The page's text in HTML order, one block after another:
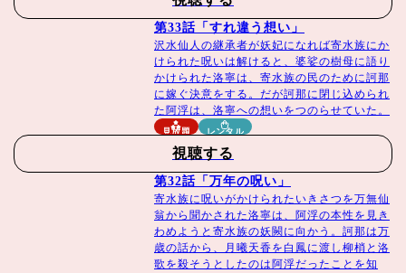
第33話「すれ違う想い」
沢水仙人の継承者が妖妃になれば寄水族にか
けられた呪いは解けると、婆娑の樹母に語り
かけられた洛寧は、寄水族の民のために訶那
に嫁ぐ決意をする。だが訶那に閉じ込められ
た阿浮は、洛寧への想いをつのらせていた。
見放題 レンタル
視聴する
第32話「万年の呪い」
寄水族に呪いがかけられたいきさつを万無仙
翁から聞かされた洛寧は、阿浮の本性を見き
わめようと寄水族の妖闕に向かう。訶那は万
歳の話から、月曦天香を白鳳に渡し柳梢と洛
歌を殺そうとしたのは阿浮だったことを知